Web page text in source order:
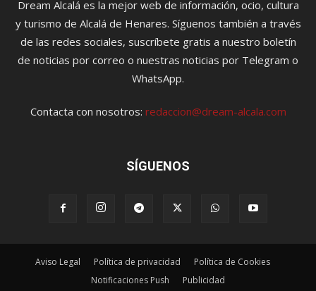
Dream Alcalá es la mejor web de información, ocio, cultura
y turismo de Alcalá de Henares. Síguenos también a través
de las redes sociales, suscríbete gratis a nuestro boletín
de noticias por correo o nuestras noticias por Telegram o
WhatsApp.
Contacta con nosotros: redaccion@dream-alcala.com
SÍGUENOS
Aviso Legal Política de privacidad
Política de Cookies
Notificaciones Push
Publicidad